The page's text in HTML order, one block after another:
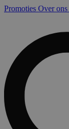
Promoties Over ons